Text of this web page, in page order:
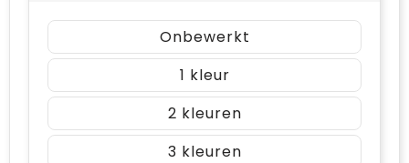
Onbewerkt
1
2
3